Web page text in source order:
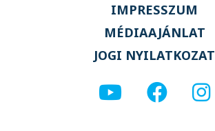
IMPRESSZUM
MÉDIAAJÁNLAT
JOGI NYILATKOZAT